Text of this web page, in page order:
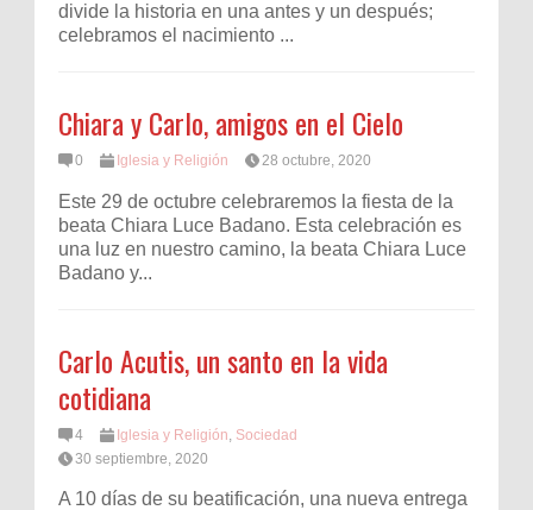
divide la historia en una antes y un después;
celebramos el nacimiento ...
Chiara y Carlo, amigos en el Cielo
0 Iglesia y Religión 28 octubre, 2020
Este 29 de octubre celebraremos la fiesta de la
beata Chiara Luce Badano. Esta celebración es
una luz en nuestro camino, la beata Chiara Luce
Badano y...
Carlo Acutis, un santo en la vida
cotidiana
4 Iglesia y Religión Sociedad
30 septiembre, 2020
A 10 días de su beatificación, una nueva entrega